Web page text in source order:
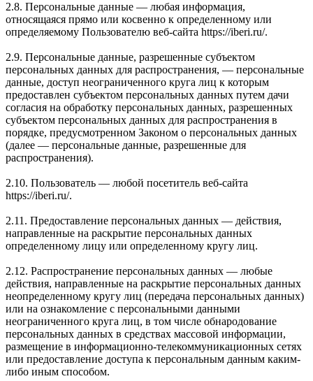
2.8. Персональные данные — любая информация,
относящаяся прямо или косвенно к определенному или
определяемому Пользователю веб-сайта https://iberi.ru/.
2.9. Персональные данные, разрешенные субъектом
персональных данных для распространения, — персональные
данные, доступ неограниченного круга лиц к которым
предоставлен субъектом персональных данных путем дачи
согласия на обработку персональных данных, разрешенных
субъектом персональных данных для распространения в
порядке, предусмотренном Законом о персональных данных
(далее — персональные данные, разрешенные для
распространения).
2.10. Пользователь — любой посетитель веб-сайта
https://iberi.ru/.
2.11. Предоставление персональных данных — действия,
направленные на раскрытие персональных данных
определенному лицу или определенному кругу лиц.
2.12. Распространение персональных данных — любые
действия, направленные на раскрытие персональных данных
неопределенному кругу лиц (передача персональных данных)
или на ознакомление с персональными данными
неограниченного круга лиц, в том числе обнародование
персональных данных в средствах массовой информации,
размещение в информационно-телекоммуникационных сетях
или предоставление доступа к персональным данным каким-
либо иным способом.